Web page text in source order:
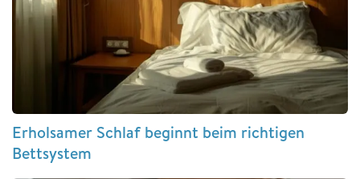
Erholsamer Schlaf beginnt beim richtigen
Bettsystem